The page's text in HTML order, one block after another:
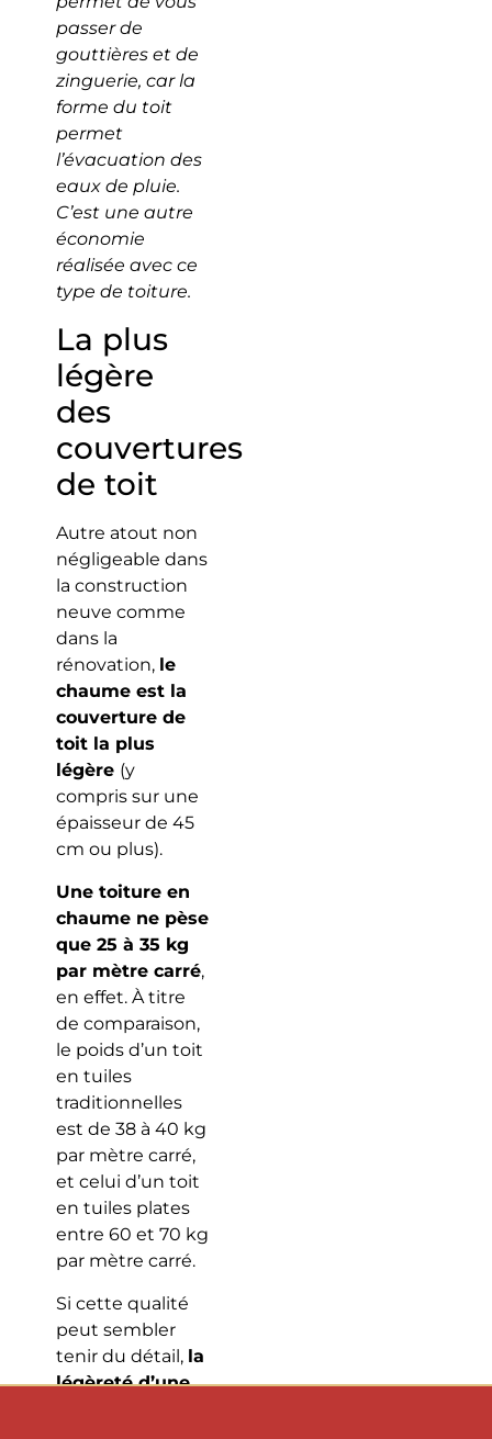
passer de
gouttières et de
zinguerie, car la
forme du toit
permet
l’évacuation des
eaux de pluie.
C’est une autre
économie
réalisée avec ce
type de toiture.
La plus
légère
des
couvertures
de toit
Autre atout non
négligeable dans
la construction
neuve comme
dans la
rénovation, le
chaume est la
couverture de
toit la plus
légère (y
compris sur une
épaisseur de 45
cm ou plus).
Une toiture en
chaume ne pèse
que 25 à 35 kg
par mètre carré,
en effet. À titre
de comparaison,
le poids d’un toit
en tuiles
traditionnelles
est de 38 à 40 kg
par mètre carré,
et celui d’un toit
en tuiles plates
entre 60 et 70 kg
par mètre carré.
Si cette qualité
peut sembler
tenir du détail, la
légèreté d’une